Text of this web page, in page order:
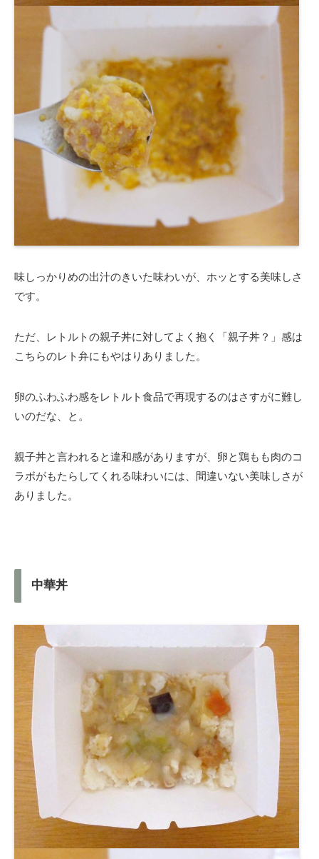
味しっかりめの出汁のきいた味わいが、ホッとする美味しさ
です。
ただ、レトルトの親子丼に対してよく抱く「親子丼？」感は
こちらのレト弁にもやはりありました。
卵のふわふわ感をレトルト食品で再現するのはさすがに難し
いのだな、と。
親子丼と言われると違和感がありますが、卵と鶏もも肉のコ
ラボがもたらしてくれる味わいには、間違いない美味しさが
ありました。
中華丼